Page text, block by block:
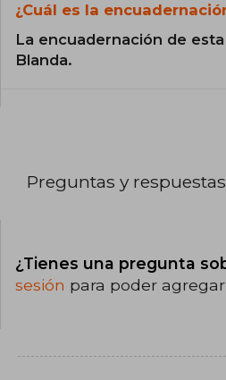
¿Cuál es la
La encuadernación de
Blanda.
Preguntas y
¿Tienes una pregunta
sesión para poder